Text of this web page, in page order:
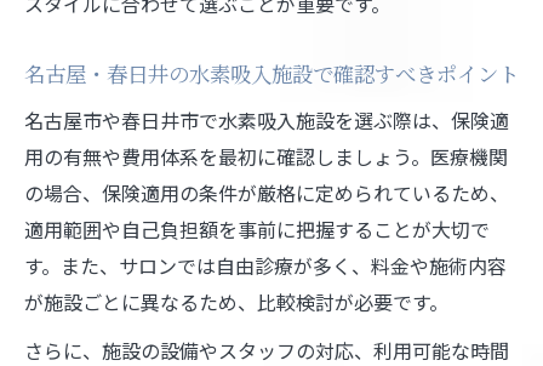
名古屋・春日井の水素吸入施設で確認すべきポイント
名古屋市や春日井市で水素吸入施設を選ぶ際は、保険適
用の有無や費用体系を最初に確認しましょう。医療機関
の場合、保険適用の条件が厳格に定められているため、
適用範囲や自己負担額を事前に把握することが大切で
す。また、サロンでは自由診療が多く、料金や施術内容
が施設ごとに異なるため、比較検討が必要です。
さらに、施設の設備やスタッフの対応、利用可能な時間